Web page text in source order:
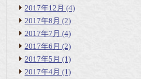
2017年12月 (4)
2017年8月 (2)
2017年7月 (4)
2017年6月 (2)
2017年5月 (1)
2017年4月 (1)